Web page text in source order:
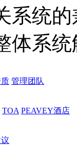
系统
体系
管理团队
TOA PEAVEY酒店